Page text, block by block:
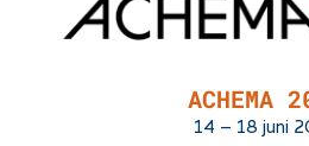
ACHEMA
14 – 18 juni